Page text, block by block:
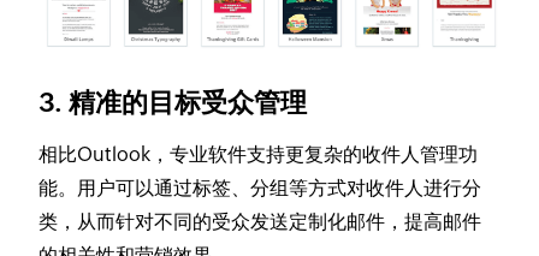
3. 精准的目标受众管理
相比Outlook，专业软件支持更复杂的收件人管理功
能。用户可以通过标签、分组等方式对收件人进行分
类，从而针对不同的受众发送定制化邮件，提高邮件